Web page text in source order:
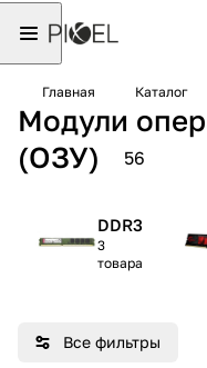
Главная Каталог
Модули
(ОЗУ)
56
DDR3
3
товара
Все фильтры